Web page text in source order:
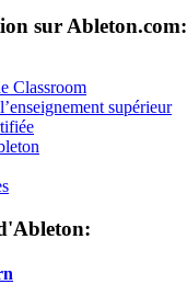
sur Ableton.com:
Classroom
supérieur